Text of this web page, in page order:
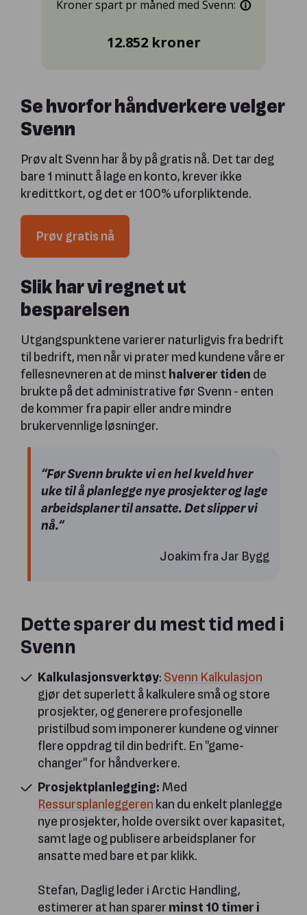
Se hvorfor håndverkere velger
Svenn
Prøv alt Svenn har å by på gratis nå. Det tar deg
bare 1 minutt å lage en konto, krever ikke
kredittkort, og det er 100% uforpliktende.
Prøv gratis nå
Slik har vi regnet ut
besparelsen
Utgangspunktene varierer naturligvis fra bedrift
til bedrift, men når vi prater med kundene våre er
fellesnevneren at de minst halverer tiden de
brukte på det administrative før Svenn - enten
de kommer fra papir eller andre mindre
brukervennlige løsninger.
“Før Svenn brukte vi en hel kveld hver
uke til å planlegge nye prosjekter og lage
arbeidsplaner til ansatte. Det slipper vi
nå.“
Joakim fra Jar Bygg
Dette sparer du mest tid med i
Svenn
Kalkulasjonsverktøy: Svenn Kalkulasjon
gjør det superlett å kalkulere små og store
prosjekter, og generere profesjonelle
pristilbud som imponerer kundene og vinner
flere oppdrag til din bedrift. En "game-
changer" for håndverkere.
Prosjektplanlegging: Med
Ressursplanleggeren kan du enkelt planlegge
nye prosjekter, holde oversikt over kapasitet,
samt lage og publisere arbeidsplaner for
ansatte med bare et par klikk.
Stefan, Daglig leder i Arctic Handling,
estimerer at han sparer minst 10 timer i